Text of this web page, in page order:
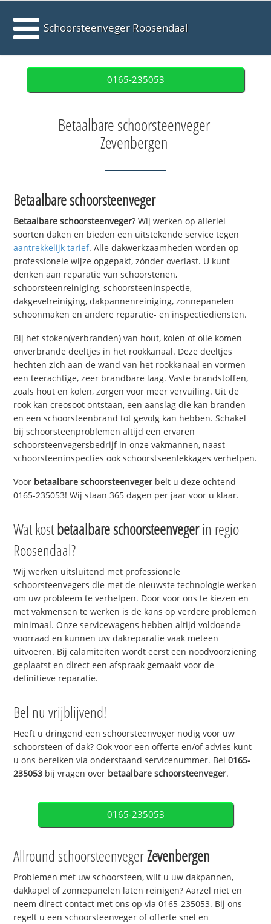
Schoorsteenveger Roosendaal
0165-235053
Betaalbare schoorsteenveger
Zevenbergen
Betaalbare schoorsteenveger
Betaalbare schoorsteenveger? Wij werken op allerlei
soorten daken en bieden een uitstekende service tegen
aantrekkelijk tarief. Alle dakwerkzaamheden worden op
professionele wijze opgepakt, zónder overlast. U kunt
denken aan reparatie van schoorstenen,
schoorsteenreiniging, schoorsteeninspectie,
dakgevelreiniging, dakpannenreiniging, zonnepanelen
schoonmaken en andere reparatie- en inspectiediensten.
Bij het stoken(verbranden) van hout, kolen of olie komen
onverbrande deeltjes in het rookkanaal. Deze deeltjes
hechten zich aan de wand van het rookkanaal en vormen
een teerachtige, zeer brandbare laag. Vaste brandstoffen,
zoals hout en kolen, zorgen voor meer vervuiling. Uit de
rook kan creosoot ontstaan, een aanslag die kan branden
en een schoorsteenbrand tot gevolg kan hebben. Schakel
bij schoorsteenproblemen altijd een ervaren
schoorsteenvegersbedrijf in onze vakmannen, naast
schoorsteeninspecties ook schoorstseenlekkages verhelpen.
Voor betaalbare schoorsteenveger belt u deze ochtend
0165-235053! Wij staan 365 dagen per jaar voor u klaar.
Wat kostbetaalbare schoorsteenvegerin regio
Roosendaal?
Wij werken uitsluitend met professionele
schoorsteenvegers die met de nieuwste technologie werken
om uw probleem te verhelpen. Door voor ons te kiezen en
met vakmensen te werken is de kans op verdere problemen
minimaal. Onze servicewagens hebben altijd voldoende
voorraad en kunnen uw dakreparatie vaak meteen
uitvoeren. Bij calamiteiten wordt eerst een noodvoorziening
geplaatst en direct een afspraak gemaakt voor de
definitieve reparatie.
Bel nu vrijblijvend!
Heeft u dringend een schoorsteenveger nodig voor uw
schoorsteen of dak? Ook voor een offerte en/of advies kunt
u ons bereiken via onderstaand servicenummer. Bel0165-
235053 bij vragen over betaalbare schoorsteenveger.
0165-235053
Allround schoorsteenvegerZevenbergen
Problemen met uw schoorsteen, wilt u uw dakpannen,
dakkapel of zonnepanelen laten reinigen? Aarzel niet en
neem direct contact met ons op via 0165-235053. Bij ons
regelt u een schoorsteenveger of offerte snel en